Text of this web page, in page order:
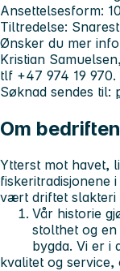
Ansettelsesform:
Tiltredelse:
Ønsker du mer
Kristian
tlf +47 974 19 970.
Søknad sendes til:
Om bedriften
Ytterst mot havet,
fiskeritradisjonene
vært driftet slakteri
Vår historie
stolthet og
bygda. Vi er i
kvalitet og service,